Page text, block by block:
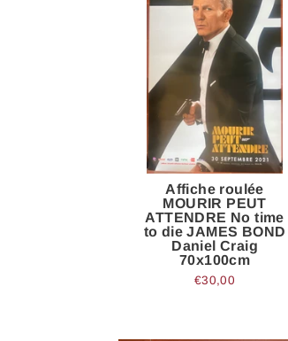
Affiche roulée
MOURIR PEUT
ATTENDRE No time
to die JAMES BOND
Daniel Craig
70x100cm
€30,00